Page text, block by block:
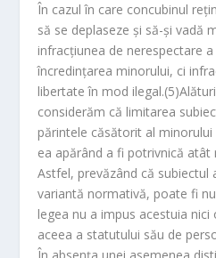
În cazul în care concubinul
să se deplaseze şi să-şi vadă
infracţiunea de nerespectare
încredinţarea minorului, ci
libertate în mod
considerăm că limitarea
părintele căsătorit al
ea apărând a fi potrivnică atât
Astfel, prevăzând că
variantă normativă, poate fi
legea nu a impus acestuia
aceea a statutului său de